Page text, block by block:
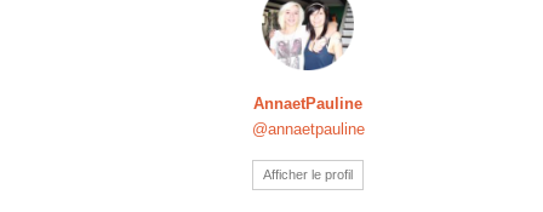
AnnaetPauline
@annaetpauline
Afficher le profil